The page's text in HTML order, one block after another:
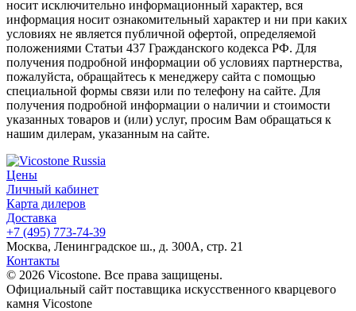
носит исключительно информационный характер, вся
информация носит ознакомительный характер и ни при каких
условиях не является публичной офертой, определяемой
положениями Статьи 437 Гражданского кодекса РФ. Для
получения подробной информации об условиях партнерства,
пожалуйста, обращайтесь к менеджеру сайта с помощью
специальной формы связи или по телефону на сайте. Для
получения подробной информации о наличии и стоимости
указанных товаров и (или) услуг, просим Вам обращаться к
нашим дилерам, указанным на сайте.
Цены
Личный кабинет
Карта дилеров
Доставка
+7 (495) 773-74-39
Москва, Ленинградское ш., д. 300А, стр. 21
Контакты
© 2026 Vicostone. Все права защищены.
Официальный сайт поставщика искусственного кварцевого
камня Vicostone